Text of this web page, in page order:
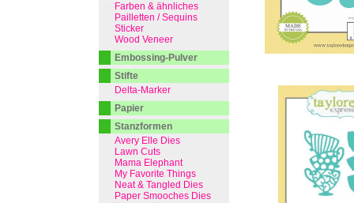
Farben & ähnliches
Pailletten / Sequins
Sticker
Wood Veneer
Embossing-Pulver
Stifte
Delta-Marker
Papier
Stanzformen
Avery Elle Dies
Lawn Cuts
Mama Elephant
My Favorite Things
Neat & Tangled Dies
Paper Smooches Dies